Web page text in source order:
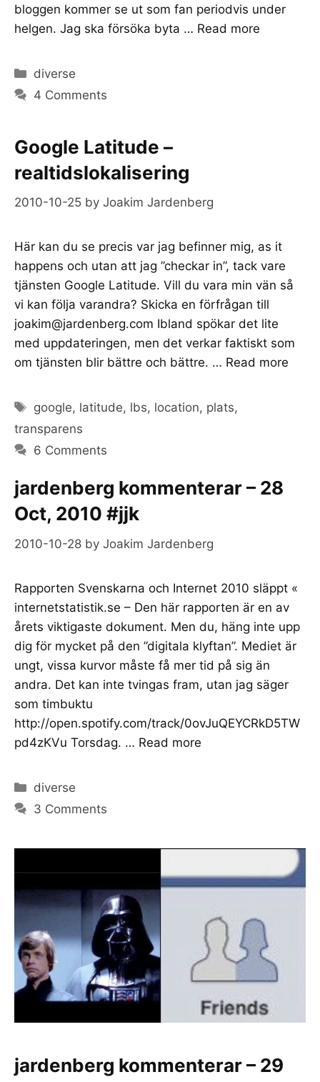
bloggen kommer se ut som fan periodvis under
helgen. Jag ska försöka byta … Read more
Categories
diverse
4 Comments
Google Latitude –
realtidslokalisering
2010-10-25 by Joakim Jardenberg
Här kan du se precis var jag befinner mig, as it
happens och utan att jag ”checkar in”, tack vare
tjänsten Google Latitude. Vill du vara min vän så
vi kan följa varandra? Skicka en förfrågan till
joakim@jardenberg.com Ibland spökar det lite
med uppdateringen, men det verkar faktiskt som
om tjänsten blir bättre och bättre. … Read more
Tags
google, latitude, lbs, location, plats,
transparens
6 Comments
jardenberg kommenterar – 28
Oct, 2010 #jjk
2010-10-28 by Joakim Jardenberg
Rapporten Svenskarna och Internet 2010 släppt «
internetstatistik.se – Den här rapporten är en av
årets viktigaste dokument. Men du, häng inte upp
dig för mycket på den ”digitala klyftan”. Mediet är
ungt, vissa kurvor måste få mer tid på sig än
andra. Det kan inte tvingas fram, utan jag säger
som timbuktu
http://open.spotify.com/track/0ovJuQEYCRkD5TW
pd4zKVu Torsdag. … Read more
Categories
diverse
3 Comments
jardenberg kommenterar – 29